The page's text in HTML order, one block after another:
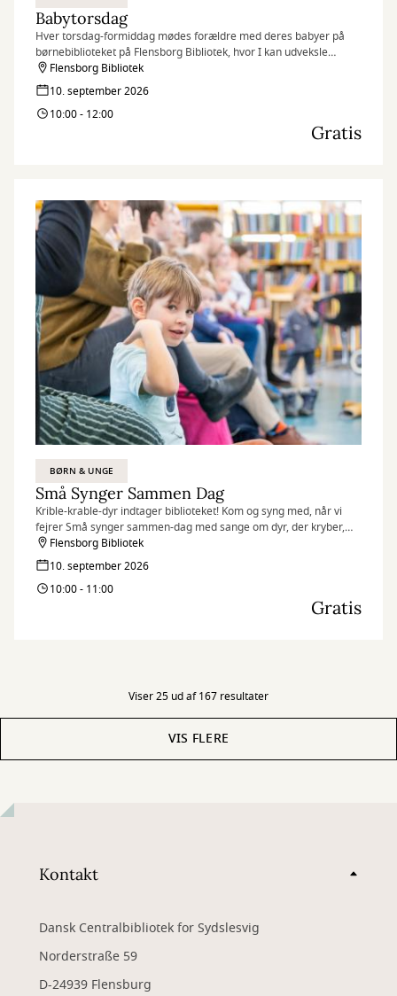
Babytorsdag
Hver torsdag-formiddag mødes forældre med deres babyer på
børnebiblioteket på Flensborg Bibliotek, hvor I kan udveksle
erfaringer og få rådgivning hos sundhedstjenestens
sygeplejersker.
Flensborg Bibliotek
10. september 2026
10:00 - 12:00
Gratis
BØRN & UNGE
Små Synger Sammen Dag
Krible-krable-dyr indtager biblioteket! Kom og syng med, når vi
fejrer Små synger sammen-dag med sange om dyr, der kryber,
kravler og hopper.
Flensborg Bibliotek
10. september 2026
10:00 - 11:00
Gratis
Viser 25 ud af 167 resultater
VIS FLERE
Kontakt
Dansk Centralbibliotek for Sydslesvig
Norderstraße 59
D-24939 Flensburg